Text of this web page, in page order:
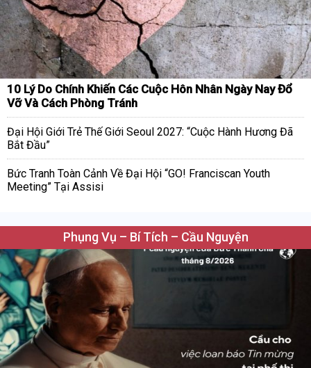
10 Lý Do Chính Khiến Các Cuộc Hôn Nhân Ngày Nay Đổ
Vỡ Và Cách Phòng Tránh
Đại Hội Giới Trẻ Thế Giới Seoul 2027: “Cuộc Hành Hương Đã
Bắt Đầu”
Bức Tranh Toàn Cảnh Về Đại Hội “GO! Franciscan Youth
Meeting” Tại Assisi
Phụng Vụ – Bí Tích – Cầu Nguyện